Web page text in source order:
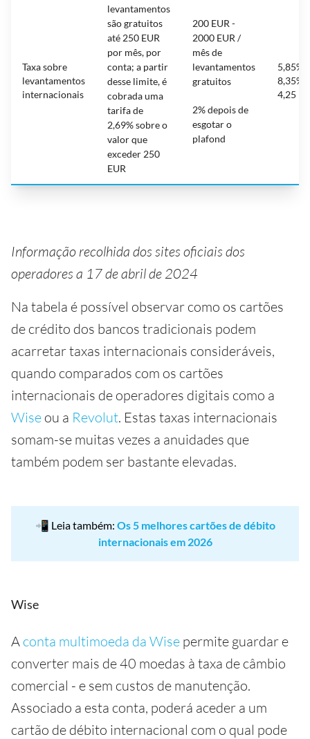
Taxa sobre
levantamentos
internacionais
levantamentos
são gratuitos
até 250 EUR
por mês, por
conta; a partir
desse limite, é
cobrada uma
tarifa de
2,69% sobre o
valor que
exceder 250
EUR
200 EUR -
2000 EUR /
mês de
levantamentos
gratuitos
2% depois de
esgotar o
plafond
5,85% -
8,35%
4,25
Informação recolhida dos sites oficiais dos
operadores a 17 de abril de 2024
Na tabela é possível observar como os cartões
de crédito dos bancos tradicionais podem
acarretar taxas internacionais consideráveis,
quando comparados com os cartões
internacionais de operadores digitais como a
Wise ou a Revolut. Estas taxas internacionais
somam-se muitas vezes a anuidades que
também podem ser bastante elevadas.
📲 Leia também: Os 5 melhores cartões de débito
internacionais em 2026
Wise
A conta multimoeda da Wise permite guardar e
converter mais de 40 moedas à taxa de câmbio
comercial - e sem custos de manutenção.
Associado a esta conta, poderá aceder a um
cartão de débito internacional com o qual pode